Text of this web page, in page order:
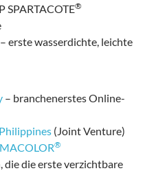
SPARTACOTE®
– erste wasserdichte, leichte
– branchenerstes Online-
(Joint Venture)
®
die erste verzichtbare